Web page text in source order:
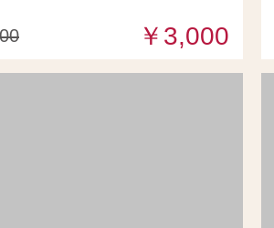
￥3,000